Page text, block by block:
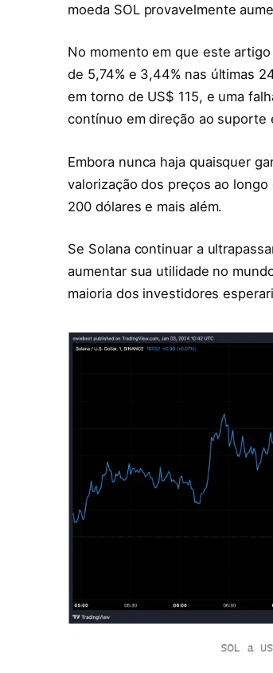
moeda SOL provavelmente
No momento em que este
de 5,74% e 3,44% nas últimas
em torno de US$ 115, e uma
contínuo em direção ao suporte
Embora nunca haja quaisquer
valorização dos preços ao
200 dólares e mais além.
Se Solana continuar a
aumentar sua utilidade no
maioria dos investidores